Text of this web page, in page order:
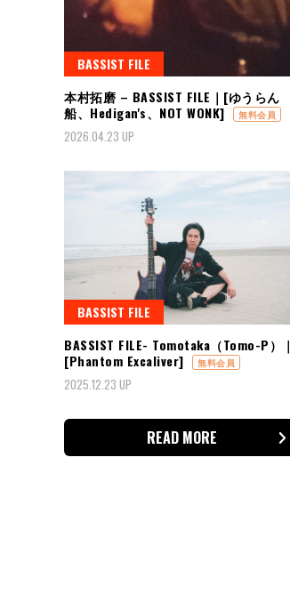
BASSIST FILE
本村拓磨 – BASSIST FILE｜[ゆうらん
船、Hedigan's、NOT WONK]
無料会員
2026.04.23 UP
BASSIST FILE
BASSIST FILE- Tomotaka（Tomo-P）｜
[Phantom Excaliver]
無料会員
2025.12.23 UP
READ MORE